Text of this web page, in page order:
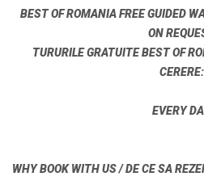
BEST OF ROMANIA FREE GUIDED
ON
TURURILE GRATUITE BEST OF
CERERE:
EVERY
WHY BOOK WITH US / DE CE SA